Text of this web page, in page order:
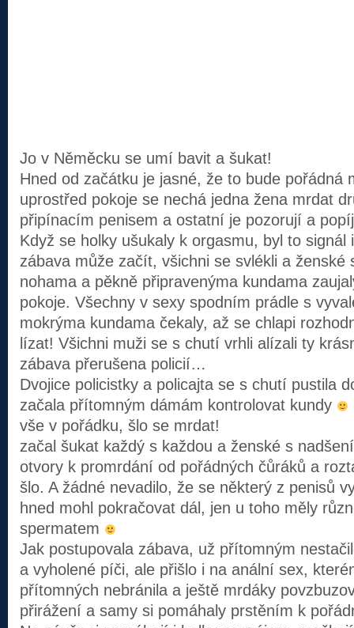
Jo v Něměcku se umí bavit a šukat!
Hned od začátku je jasné, že to bude pořádná
uprostřed pokoje se nechá jedna žena mrdat
připínacím penisem a ostatní je pozorují a
Když se holky ušukaly k orgasmu, byl to signál
zábava může začít, všichni se svlékli a ženské
nohama a pěkně připravenýma kundama
pokoje. Všechny v sexy spodním prádle s
mokrýma kundama čekaly, až se chlapi
lízat! Všichni muži se s chutí vrhli alízali ty
zábava přerušena policií…
Dvojice policistky a policajta se s chutí pustila
začala přítomným dámám kontrolovat kundy
vše v pořádku, šlo se mrdat!
začal šukat každý s každou a ženské s
otvory k promrdání od pořádných čůráků a
šlo. A žádné nevadilo, že se některý z penisů
hned mohl pokračovat dál, jen u toho měly
spermatem
Jak postupovala zábava, už přítomným
a vyholené píči, ale přišlo i na anální sex,
přítomných nebránila a ještě mrdáky
přirážení a samy si pomáhaly prstěním k